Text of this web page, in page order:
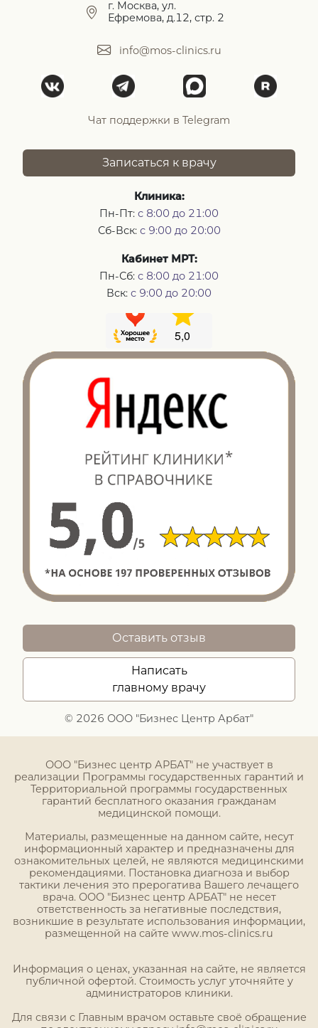
г. Москва, ул.
Ефремова, д.12, стр. 2
info@mos-clinics.ru
Чат поддержки в Telegram
Записаться к врачу
Клиника:
Пн-Пт: с 8:00 до 21:00
Сб-Вск: с 9:00 до 20:00
Кабинет МРТ:
Пн-Сб: с 8:00 до 21:00
Вск: с 9:00 до 20:00
© 2026 ООО "Бизнес Центр Арбат"
Оставить отзыв
Написать
главному врачу
ООО "Бизнес центр АРБАТ" не участвует в
реализации Программы государственных гарантий и
Территориальной программы государственных
гарантий бесплатного оказания гражданам
медицинской помощи.
Материалы, размещенные на данном сайте, несут
информационный характер и предназначены для
ознакомительных целей, не являются медицинскими
рекомендациями. Постановка диагноза и выбор
тактики лечения это прерогатива Вашего лечащего
врача. ООО "Бизнес центр АРБАТ" не несет
ответственность за негативные последствия,
возникшие в результате использования информации,
размещенной на сайте www.mos-clinics.ru
Информация о ценах, указанная на сайте, не является
публичной офертой. Стоимость услуг уточняйте у
администраторов клиники.
Для связи с Главным врачом оставьте своё обращение